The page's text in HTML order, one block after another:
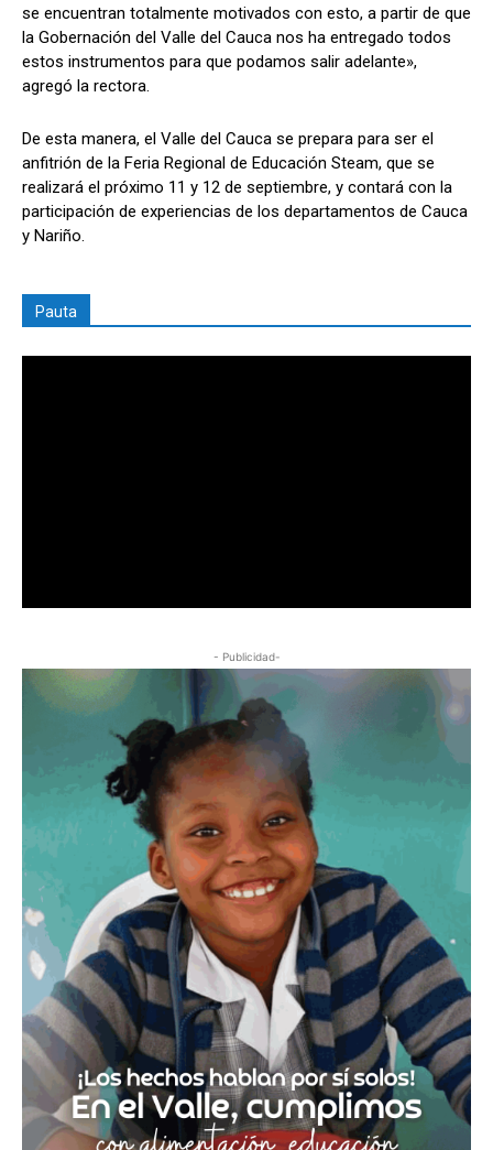
se encuentran totalmente motivados con esto, a partir de que
la Gobernación del Valle del Cauca nos ha entregado todos
estos instrumentos para que podamos salir adelante»,
agregó la rectora.
De esta manera, el Valle del Cauca se prepara para ser el
anfitrión de la Feria Regional de Educación Steam, que se
realizará el próximo 11 y 12 de septiembre, y contará con la
participación de experiencias de los departamentos de Cauca
y Nariño.
Pauta
- Publicidad-